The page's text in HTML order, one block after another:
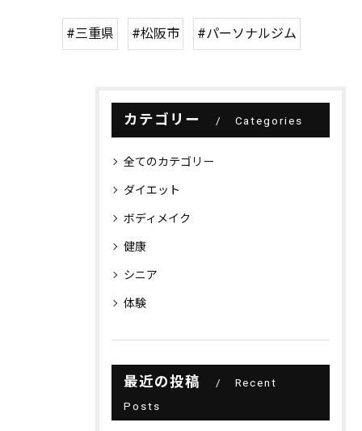
#三重県 #松阪市 #パーソナルジム
カテゴリー Categories
全てのカテゴリー
ダイエット
ボディメイク
健康
シニア
体験
最近の投稿
Recent
Posts